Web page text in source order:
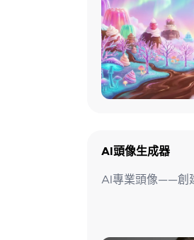
AI頭像生成器
AI專業頭像——創